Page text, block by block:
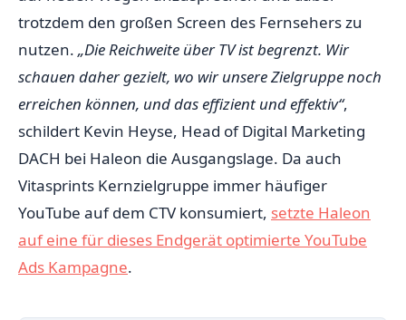
trotzdem den großen Screen des Fernsehers zu
nutzen. „Die Reichweite über TV ist begrenzt. Wir
schauen daher gezielt, wo wir unsere Zielgruppe noch
erreichen können, und das effizient und effektiv“,
schildert Kevin Heyse, Head of Digital Marketing
DACH bei Haleon die Ausgangslage. Da auch
Vitasprints Kernzielgruppe immer häufiger
YouTube auf dem CTV konsumiert, setzte Haleon
auf eine für dieses Endgerät optimierte YouTube
Ads Kampagne.